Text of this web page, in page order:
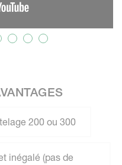
200 ou 300
inégalé (pas de